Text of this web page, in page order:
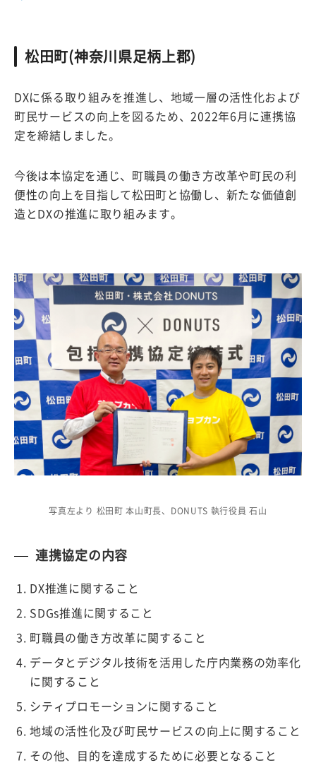
松田町(神奈川県足柄上郡)
DXに係る取り組みを推進し、地域一層の活性化および
町民サービスの向上を図るため、2022年6月に連携協
定を締結しました。
今後は本協定を通じ、町職員の働き方改革や町民の利
便性の向上を目指して松田町と協働し、新たな価値創
造とDXの推進に取り組みます。
写真左より 松田町 本山町長、DONUTS 執行役員 石山
連携協定の内容
DX推進に関すること
SDGs推進に関すること
町職員の働き方改革に関すること
データとデジタル技術を活用した庁内業務の効率化
に関すること
シティプロモーションに関すること
地域の活性化及び町民サービスの向上に関すること
その他、目的を達成するために必要となること